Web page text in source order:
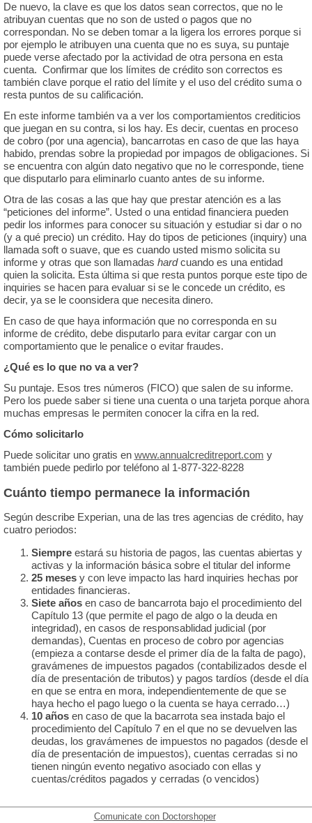
De nuevo, la clave es que los datos sean correctos, que no le
atribuyan cuentas que no son de usted o pagos que no
correspondan. No se deben tomar a la ligera los errores porque si
por ejemplo le atribuyen una cuenta que no es suya, su puntaje
puede verse afectado por la actividad de otra persona en esta
cuenta. Confirmar que los límites de crédito son correctos es
también clave porque el ratio del límite y el uso del crédito suma o
resta puntos de su calificación.
En este informe también va a ver los comportamientos crediticios
que juegan en su contra, si los hay. Es decir, cuentas en proceso
de cobro (por una agencia), bancarrotas en caso de que las haya
habido, prendas sobre la propiedad por impagos de obligaciones. Si
se encuentra con algún dato negativo que no le corresponde, tiene
que disputarlo para eliminarlo cuanto antes de su informe.
Otra de las cosas a las que hay que prestar atención es a las
“peticiones del informe”. Usted o una entidad financiera pueden
pedir los informes para conocer su situación y estudiar si dar o no
(y a qué precio) un crédito. Hay do tipos de peticiones (inquiry) una
llamada soft o suave, que es cuando usted mismo solicita su
informe y otras que son llamadas hardcuando es una entidad
quien la solicita. Esta última si que resta puntos porque este tipo de
inquiries se hacen para evaluar si se le concede un crédito, es
decir, ya se le coonsidera que necesita dinero.
En caso de que haya información que no corresponda en su
informe de crédito, debe disputarlo para evitar cargar con un
comportamiento que le penalice o evitar fraudes.
¿Qué es lo que no va a ver?
Su puntaje. Esos tres números (FICO) que salen de su informe.
Pero los puede saber si tiene una cuenta o una tarjeta porque ahora
muchas empresas le permiten conocer la cifra en la red.
Cómo solicitarlo
Puede solicitar uno gratis en www.annualcreditreport.com y
también puede pedirlo por teléfono al 1-877-322-8228
Cuánto tiempo permanece la información
Según describe Experian, una de las tres agencias de crédito, hay
cuatro periodos:
Siempreestará su historia de pagos, las cuentas abiertas y
activas y la información básica sobre el titular del informe
25 mesesy con leve impacto las hard inquiries hechas por
entidades financieras.
Siete añosen caso de bancarrota bajo el procedimiento del
Capítulo 13 (que permite el pago de algo o la deuda en
integridad), en casos de responsablidad judicial (por
demandas), Cuentas en proceso de cobro por agencias
(empieza a contarse desde el primer día de la falta de pago),
gravámenes de impuestos pagados (contabilizados desde el
día de presentación de tributos) y pagos tardíos (desde el día
en que se entra en mora, independientemente de que se
haya hecho el pago luego o la cuenta se haya cerrado…)
10 añosen caso de que la bacarrota sea instada bajo el
procedimiento del Capítulo 7 en el que no se devuelven las
deudas, los gravámenes de impuestos no pagados (desde el
día de presentación de impuestos), cuentas cerradas si no
tienen ningún evento negativo asociado con ellas y
cuentas/créditos pagados y cerradas (o vencidos)
Comunicate con Doctorshoper